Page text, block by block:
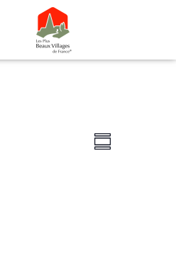
Navigation
par
de
Summary